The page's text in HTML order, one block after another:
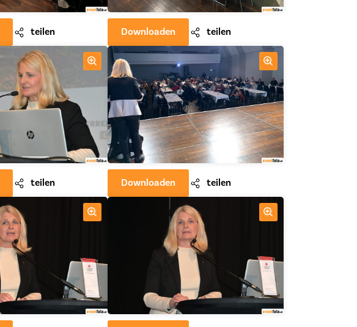
teilen Downloaden teilen
teilen Downloaden teilen